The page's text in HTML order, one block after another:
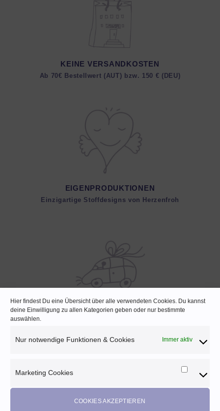
Hier findest Du eine Übersicht über alle verwendeten Cookies. Du kannst
deine Einwilligung zu allen Kategorien geben oder nur bestimmte
auswählen.
Nur notwendige Funktionen & Cookies Immer aktiv
Marketing Cookies
Cookies
COOKIES AKZEPTIEREN
KEINE VERSANDKOSTEN
Ab 70€ Bestellwert (AUT) bzw. 150 € (DEU)
EIGENPRODUKTIONEN
Einzigartige Stoffdesigns von Herzenfroh
SCHNELLE LIEFERUNG